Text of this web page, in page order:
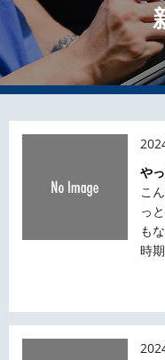
や
こ
っ
も
時